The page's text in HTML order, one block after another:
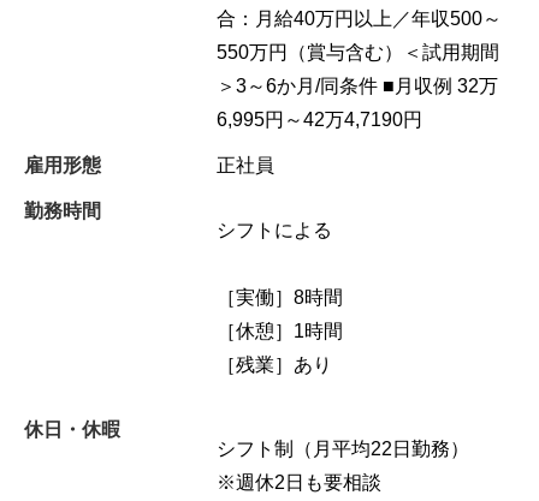
合：月給40万円以上／年収500～
550万円（賞与含む）＜試用期間
＞3～6か月/同条件 ■月収例 32万
6,995円～42万4,7190円
雇用形態 正社員
勤務時間
シフトによる
［実働］8時間
［休憩］1時間
［残業］あり
休日・休暇
シフト制（月平均22日勤務）
※週休2日も要相談